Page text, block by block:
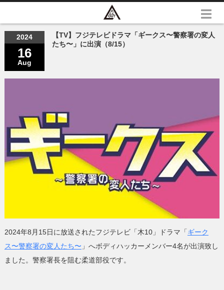
2024
16
Aug
【TV】フジテレビドラマ「ギークス〜警察署の変人
たち〜」に出演（8/15）
2024年8月15日に放送されたフジテレビ「木10」ドラマ「ギーク
ス〜警察署の変人たち〜 」へボディハッカーメンバー4名が出演致し
ました。警察署長を阻む柔道部役です。